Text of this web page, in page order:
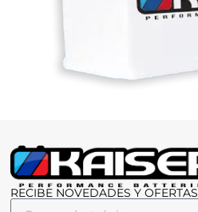
RECIBE NOVEDADES Y OFERTAS